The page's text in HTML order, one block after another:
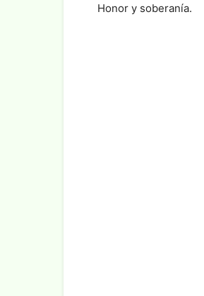
Honor y soberanía.